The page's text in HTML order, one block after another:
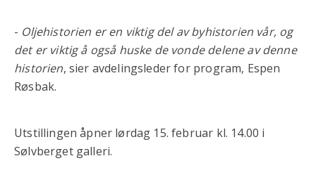
- Oljehistorien er en viktig del av byhistorien vår, og
det er viktig å også huske de vonde delene av denne
historien, sier avdelingsleder for program, Espen
Røsbak.
Utstillingen åpner lørdag 15. februar kl. 14.00 i
Sølvberget galleri.